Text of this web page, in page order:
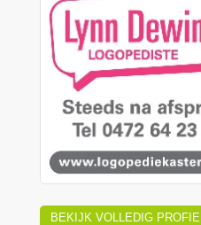
BEKIJK VOLLEDIG PROFIEL